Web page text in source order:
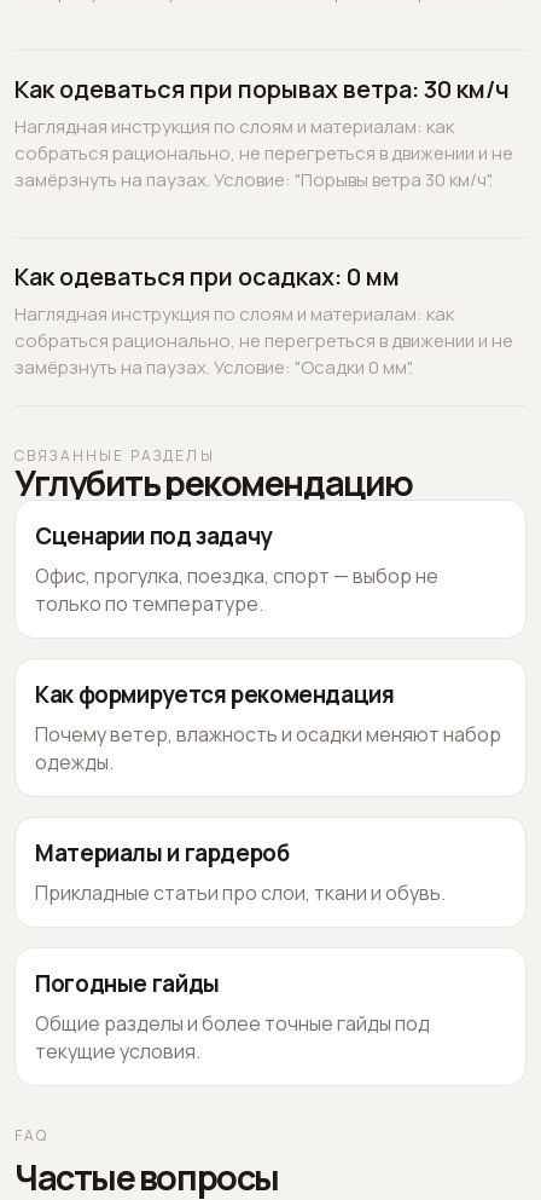
Как одеваться при порывах ветра: 30 км/ч
Наглядная инструкция по слоям и материалам: как
собраться рационально, не перегреться в движении и не
замёрзнуть на паузах. Условие: "Порывы ветра 30 км/ч".
Как одеваться при осадках: 0 мм
Наглядная инструкция по слоям и материалам: как
собраться рационально, не перегреться в движении и не
замёрзнуть на паузах. Условие: "Осадки 0 мм".
СВЯЗАННЫЕ РАЗДЕЛЫ
Углубить рекомендацию
Сценарии под задачу
Офис, прогулка, поездка, спорт — выбор не
только по температуре.
Как формируется рекомендация
Почему ветер, влажность и осадки меняют набор
одежды.
Материалы и гардероб
Прикладные статьи про слои, ткани и обувь.
Погодные гайды
Общие разделы и более точные гайды под
текущие условия.
FAQ
Частые вопросы